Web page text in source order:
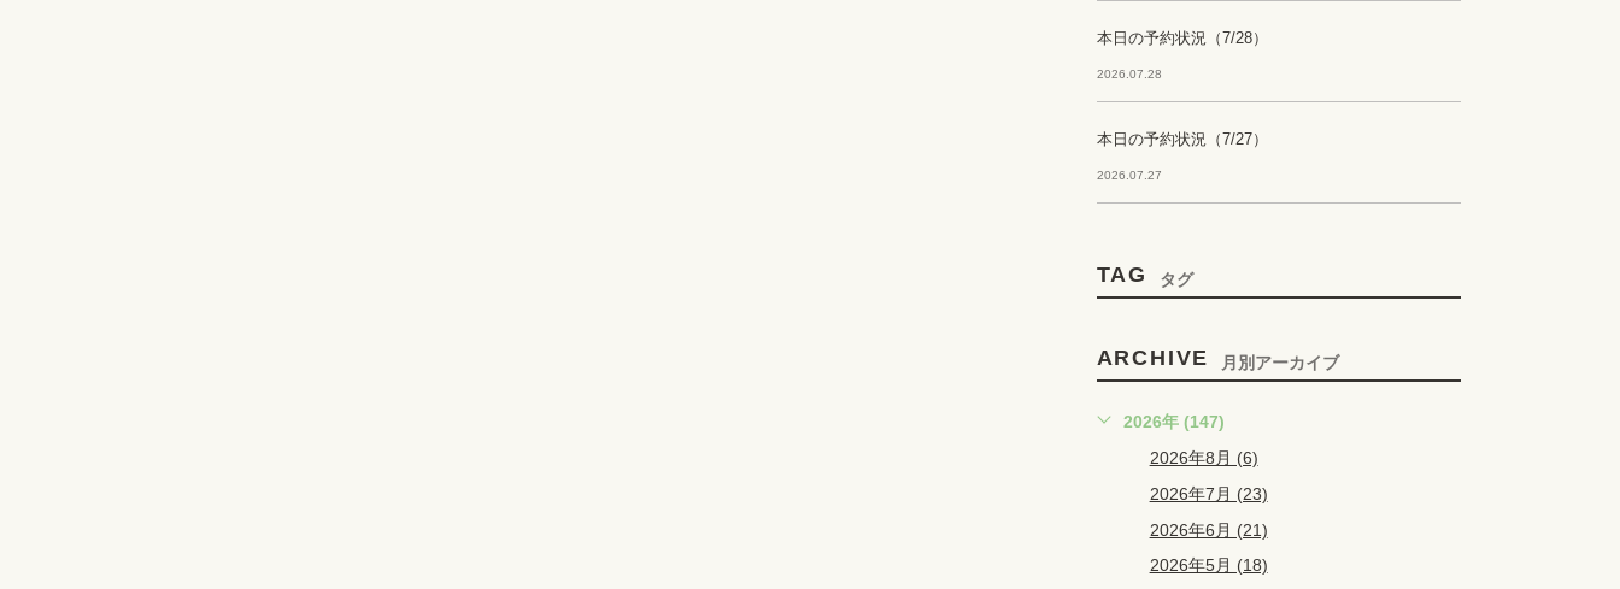
本日の予約状況（7/28）
2026.07.28
本日の予約状況（7/27）
2026.07.27
TAG タグ
ARCHIVE 月別アーカイブ
2026年 (147)
2026年8月 (6)
2026年7月 (23)
2026年6月 (21)
2026年5月 (18)